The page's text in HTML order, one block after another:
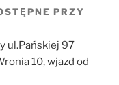
PRZY
ul.Pańskiej 97
10, wjazd od